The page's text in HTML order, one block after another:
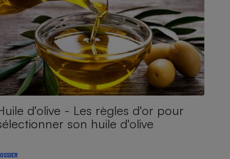
d'olive - Les règles d'or pour
son huile d'olive